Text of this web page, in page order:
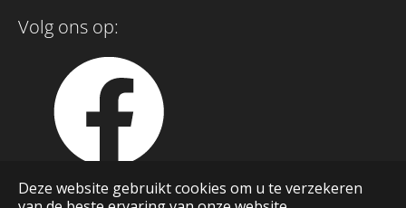
Deze website gebruikt cookies om u te verzekeren
Volg ons op: